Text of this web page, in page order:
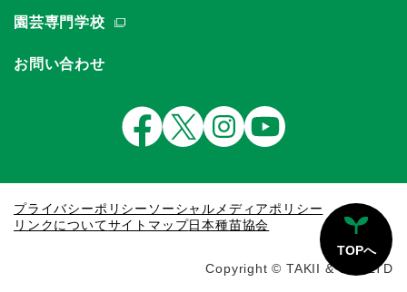
園芸専門学校
お問い合わせ
プライバシーポリシー ソーシャルメディアポリシー
リンクについてサイトマップ日本種苗協会
Copyright © TAKII & CO.,LTD
TOPへ